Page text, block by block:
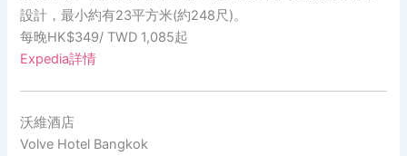
設計，最小約有23平方米(約248尺)。
每晚HK$349/ TWD 1,085起
Expedia詳情
沃維酒店
Volve Hotel Bangkok